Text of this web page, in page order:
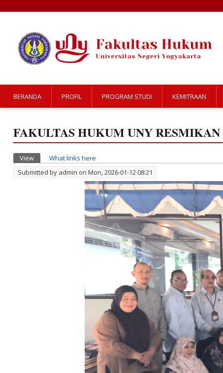
BERANDA PROFIL PROGRAM STUDI KEMITRAAN
FAKULTAS HUKUM UNY
Primary tabs
View (active tab)
What links here
Submitted by admin on Mon, 2026-01-12 08:21